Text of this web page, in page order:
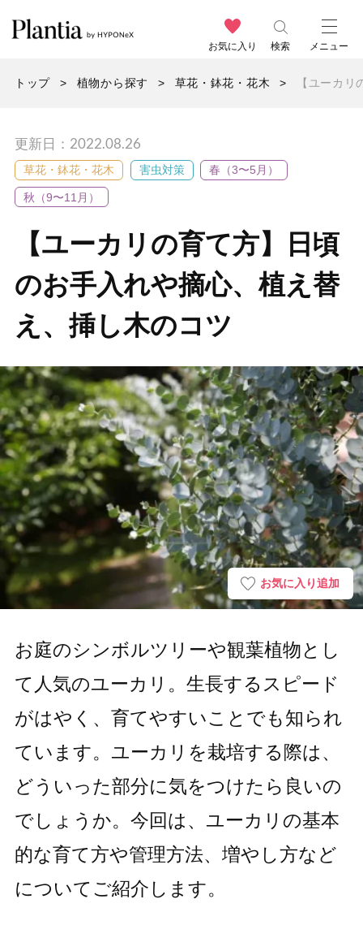
お気に入り 検索 メニュー
トップ 植物から探す 草花・鉢花・花木 【ユーカ
更新日：2022.08.26
草花・鉢花・花木 害虫対策 春（3〜5月）
秋（9〜11月）
【ユーカリの育て方】日頃
のお手入れや摘心、植え替
え、挿し木のコツ
お気に入り追加
お庭のシンボルツリーや観葉植物とし
て人気のユーカリ。生長するスピード
がはやく、育てやすいことでも知られ
ています。ユーカリを栽培する際は、
どういった部分に気をつけたら良いの
でしょうか。今回は、ユーカリの基本
的な育て方や管理方法、増やし方など
についてご紹介します。